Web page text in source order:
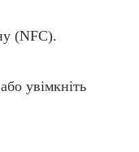
(NFC).
увімкніть